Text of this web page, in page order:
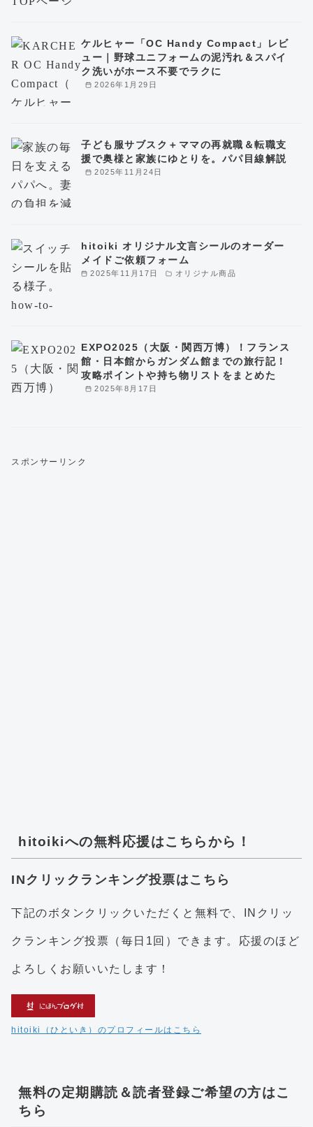
2026年1月29日
ケルヒャー「OC Handy Compact」レビ
ュー｜野球ユニフォームの泥汚れ＆スパイ
ク洗いがホース不要でラクに
2025年11月24日
子ども服サブスク＋ママの再就職＆転職支
援で奥様と家族にゆとりを。パパ目線解説
2025年11月17日 オリジナル商品
hitoiki オリジナル文言シールのオーダー
メイドご依頼フォーム
2025年8月17日
EXPO2025（大阪・関西万博）！フランス
館・日本館からガンダム館までの旅行記！
攻略ポイントや持ち物リストをまとめた
スポンサーリンク
hitoikiへの無料応援はこちらから！
INクリックランキング投票はこちら
下記のボタンクリックいただくと無料で、INクリッ
クランキング投票（毎日1回）できます。応援のほど
よろしくお願いいたします！
hitoiki（ひといき）のプロフィールはこちら
無料の定期購読＆読者登録ご希望の方はこ
ちら